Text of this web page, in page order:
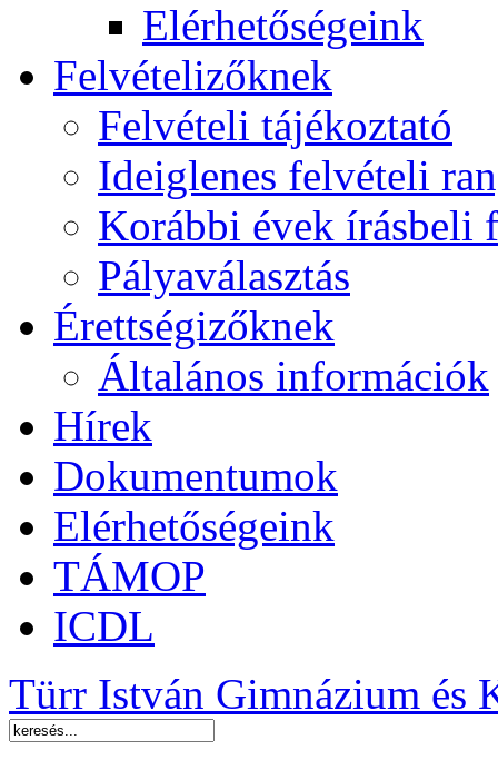
Elérhetőségeink
Felvételizőknek
Felvételi tájékoztató
Ideiglenes felvételi
Korábbi évek írásbeli
Pályaválasztás
Érettségizőknek
Általános információk
Hírek
Dokumentumok
Elérhetőségeink
TÁMOP
ICDL
Türr István Gimnázium és